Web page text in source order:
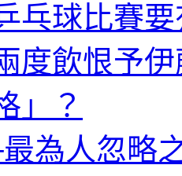
乓球比賽
度飲恨予
」？
為人忽略